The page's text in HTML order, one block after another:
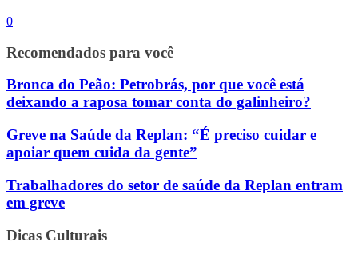
0
Recomendados para você
Bronca do Peão: Petrobrás, por que você está
deixando a raposa tomar conta do galinheiro?
Greve na Saúde da Replan: “É preciso cuidar e
apoiar quem cuida da gente”
Trabalhadores do setor de saúde da Replan entram
em greve
Dicas Culturais